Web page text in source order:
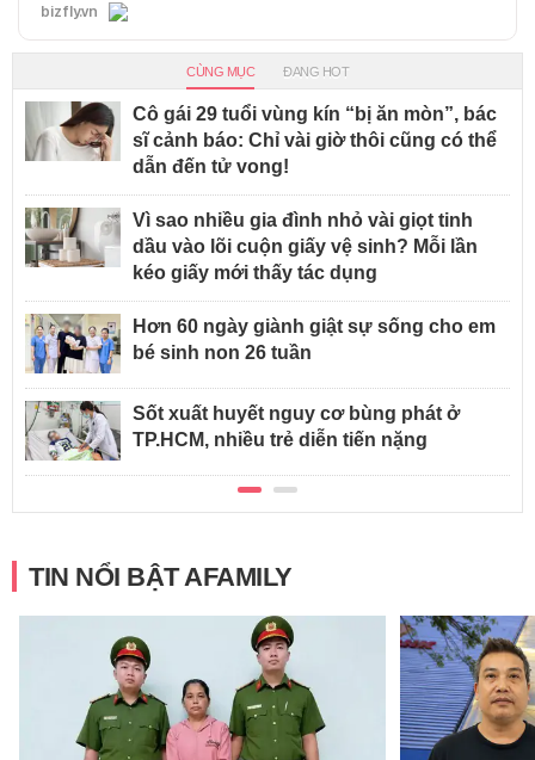
bizfly.vn
CÙNG MỤC ĐANG HOT
Cô gái 29 tuổi vùng kín “bị ăn mòn”, bác
sĩ cảnh báo: Chỉ vài giờ thôi cũng có thể
dẫn đến tử vong!
Vì sao nhiều gia đình nhỏ vài giọt tinh
dầu vào lõi cuộn giấy vệ sinh? Mỗi lần
kéo giấy mới thấy tác dụng
Hơn 60 ngày giành giật sự sống cho em
bé sinh non 26 tuần
Sốt xuất huyết nguy cơ bùng phát ở
TP.HCM, nhiều trẻ diễn tiến nặng
TIN NỔI BẬT AFAMILY